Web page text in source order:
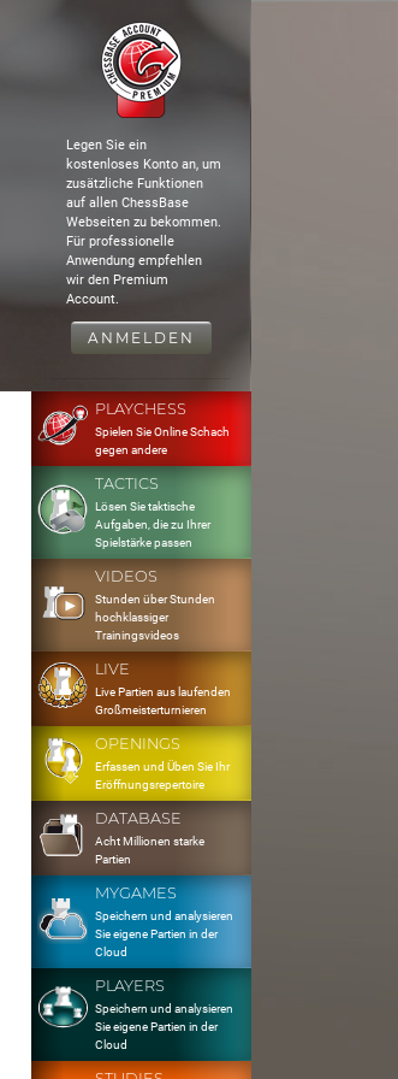
Legen Sie ein
kostenloses Konto an, um
zusätzliche Funktionen
auf allen ChessBase
Webseiten zu bekommen.
Für professionelle
Anwendung empfehlen
wir den Premium
Account.
ANMELDEN
PLAYCHESS
Spielen Sie Online Schach
gegen andere
TACTICS
Lösen Sie taktische
Aufgaben, die zu Ihrer
Spielstärke passen
VIDEOS
Stunden über Stunden
hochklassiger
Trainingsvideos
LIVE
Live Partien aus laufenden
Großmeisterturnieren
OPENINGS
Erfassen und Üben Sie Ihr
Eröffnungsrepertoire
DATABASE
Acht Millionen starke
Partien
MYGAMES
Speichern und analysieren
Sie eigene Partien in der
Cloud
PLAYERS
Speichern und analysieren
Sie eigene Partien in der
Cloud